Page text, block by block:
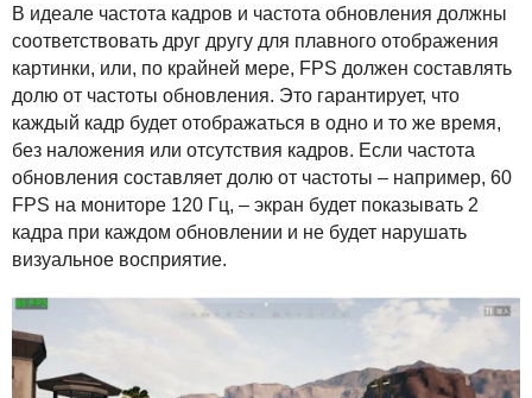
В идеале частота кадров и частота обновления должны
соответствовать друг другу для плавного отображения
картинки, или, по крайней мере, FPS должен составлять
долю от частоты обновления. Это гарантирует, что
каждый кадр будет отображаться в одно и то же время,
без наложения или отсутствия кадров. Если частота
обновления составляет долю от частоты – например, 60
FPS на мониторе 120 Гц, – экран будет показывать 2
кадра при каждом обновлении и не будет нарушать
визуальное восприятие.